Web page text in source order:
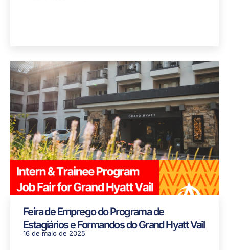
Feira de Emprego do Programa de
Estagiários e Formandos do Grand Hyatt Vail
16 de maio de 2025